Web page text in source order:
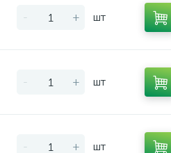
- + шт
- + шт
- + шт